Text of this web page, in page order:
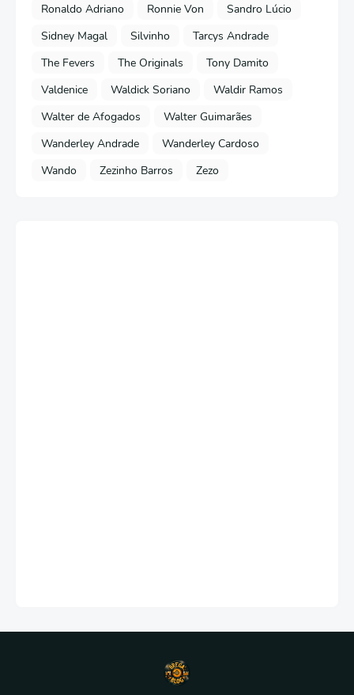
Ronaldo Adriano
Ronnie Von
Sandro Lúcio
Sidney Magal
Silvinho
Tarcys Andrade
The Fevers
The Originals
Tony Damito
Valdenice
Waldick Soriano
Waldir Ramos
Walter de Afogados
Walter Guimarães
Wanderley Andrade
Wanderley Cardoso
Wando
Zezinho Barros Zezo